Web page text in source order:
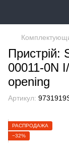
Пристрій:
00011-0N
opening
Артикул:
РАСПРОДАЖА
−32%